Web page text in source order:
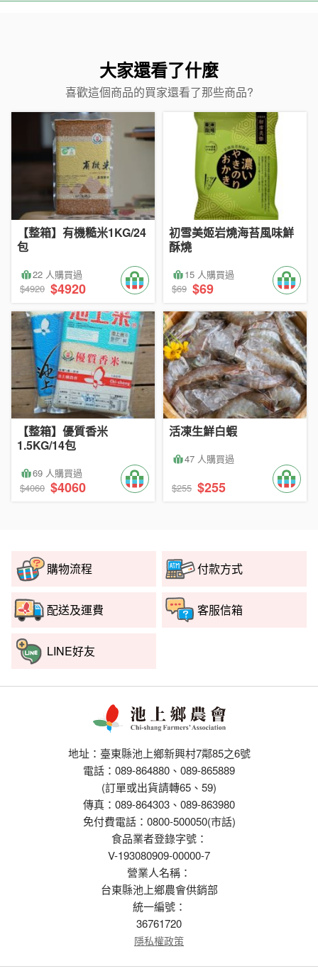
大家還看了什麼
喜歡這個商品的買家還看了那些商品?
【整箱】有機糙米1KG/24
包
22 人購買過
$4920 $4920
初雪美姬岩燒海苔風味鮮
酥燒
15 人購買過
$69 $69
【整箱】優質香米
1.5KG/14包
69 人購買過
$4060 $4060
活凍生鮮白蝦
47 人購買過
$255 $255
地址：臺東縣池上鄉新興村7鄰85之6號
電話：089-864880、089-865889
(訂單或出貨請轉65、59)
傳真：089-864303、089-863980
免付費電話：0800-500050(市話)
食品業者登錄字號：
V-193080909-00000-7
營業人名稱：
台東縣池上鄉農會供銷部
統一編號：
36761720
隱私權政策
購物流程 付款方式
配送及運費 客服信箱
LINE好友